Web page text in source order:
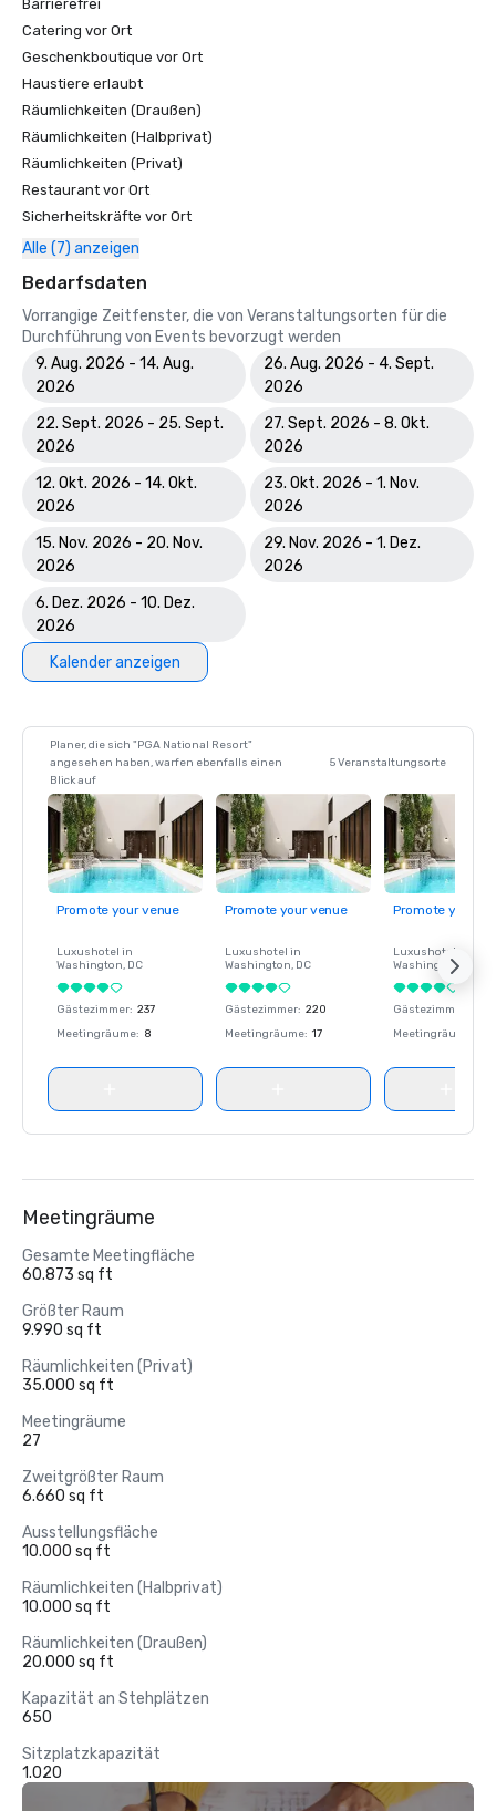
Barrierefrei
Catering vor Ort
Geschenkboutique vor Ort
Haustiere erlaubt
Räumlichkeiten (Draußen)
Räumlichkeiten (Halbprivat)
Räumlichkeiten (Privat)
Restaurant vor Ort
Sicherheitskräfte vor Ort
Alle (7) anzeigen
Bedarfsdaten
Vorrangige Zeitfenster, die von Veranstaltungsorten für die
Durchführung von Events bevorzugt werden
9. Aug. 2026 - 14. Aug.
2026
26. Aug. 2026 - 4. Sept.
2026
22. Sept. 2026 - 25. Sept.
2026
27. Sept. 2026 - 8. Okt.
2026
12. Okt. 2026 - 14. Okt.
2026
23. Okt. 2026 - 1. Nov.
2026
15. Nov. 2026 - 20. Nov.
2026
29. Nov. 2026 - 1. Dez.
2026
6. Dez. 2026 - 10. Dez.
2026
Kalender anzeigen
Planer, die sich "PGA National Resort"
angesehen haben, warfen ebenfalls einen
Blick auf
5 Veranstaltungsorte
Promote your venue
Luxushotel in
Washington, DC
Gästezimmer: 237
Meetingräume: 8
Promote your venue
Luxushotel in
Washington, DC
Gästezimmer: 220
Meetingräume: 17
Promote your
Luxushotel in
Washington
Gästezimmer
Meetingräume
Meetingräume
Gesamte Meetingfläche
60.873 sq ft
Größter Raum
9.990 sq ft
Räumlichkeiten (Privat)
35.000 sq ft
Meetingräume
27
Zweitgrößter Raum
6.660 sq ft
Ausstellungsfläche
10.000 sq ft
Räumlichkeiten (Halbprivat)
10.000 sq ft
Räumlichkeiten (Draußen)
20.000 sq ft
Kapazität an Stehplätzen
650
Sitzplatzkapazität
1.020